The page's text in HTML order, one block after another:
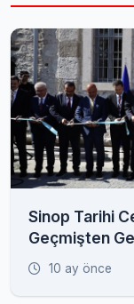
Sinop Tarihi
Geçmişten
10 ay önce